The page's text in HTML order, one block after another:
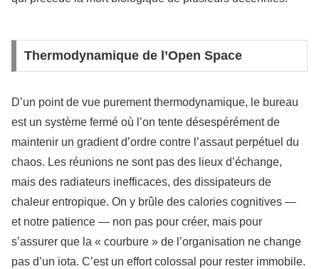
Thermodynamique de l’Open Space
D’un point de vue purement thermodynamique, le bureau
est un système fermé où l’on tente désespérément de
maintenir un gradient d’ordre contre l’assaut perpétuel du
chaos. Les réunions ne sont pas des lieux d’échange,
mais des radiateurs inefficaces, des dissipateurs de
chaleur entropique. On y brûle des calories cognitives —
et notre patience — non pas pour créer, mais pour
s’assurer que la « courbure » de l’organisation ne change
pas d’un iota. C’est un effort colossal pour rester immobile.